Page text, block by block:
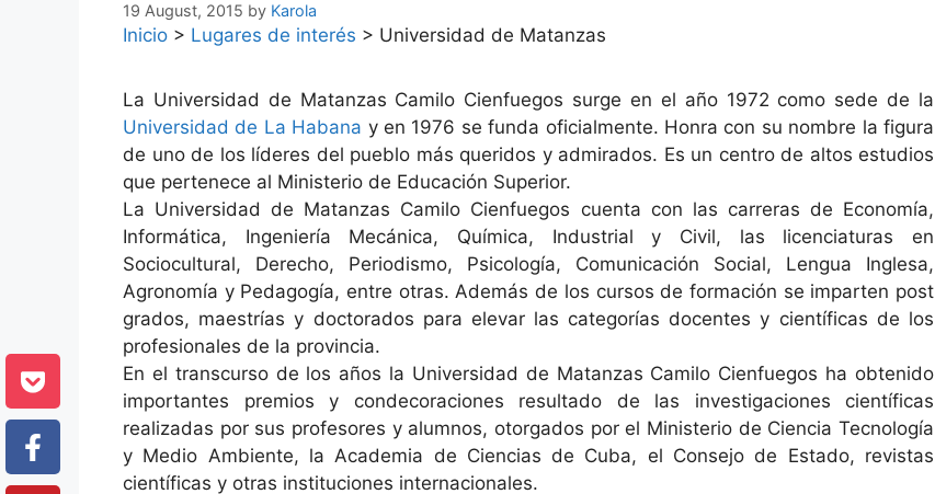
19 August, 2015 by Karola
Inicio > Lugares de interés > Universidad de Matanzas
La Universidad de Matanzas Camilo Cienfuegos surge en el año 1972 como sede de la
Universidad de La Habana y en 1976 se funda oficialmente. Honra con su nombre la figura
de uno de los líderes del pueblo más queridos y admirados. Es un centro de altos estudios
que pertenece al Ministerio de Educación Superior.
La Universidad de Matanzas Camilo Cienfuegos cuenta con las carreras de Economía,
Informática, Ingeniería Mecánica, Química, Industrial y Civil, las licenciaturas en
Sociocultural, Derecho, Periodismo, Psicología, Comunicación Social, Lengua Inglesa,
Agronomía y Pedagogía, entre otras. Además de los cursos de formación se imparten post
grados, maestrías y doctorados para elevar las categorías docentes y científicas de los
profesionales de la provincia.
En el transcurso de los años la Universidad de Matanzas Camilo Cienfuegos ha obtenido
importantes premios y condecoraciones resultado de las investigaciones científicas
realizadas por sus profesores y alumnos, otorgados por el Ministerio de Ciencia Tecnología
y Medio Ambiente, la Academia de Ciencias de Cuba, el Consejo de Estado, revistas
científicas y otras instituciones internacionales.